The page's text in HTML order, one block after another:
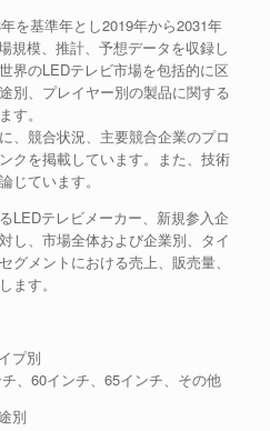
を基準年とし2019年から2031年
規模、推計、予想データを収録し
界のLEDテレビ市場を包括的に区
別、プレイヤー別の製品に関する
す。
、競合状況、主要競合企業のプロ
クを掲載しています。また、技術
じています。
LEDテレビメーカー、新規参入企
し、市場全体および企業別、タイ
グメントにおける売上、販売量、
ます。
プ別
、60インチ、65インチ、その他
別